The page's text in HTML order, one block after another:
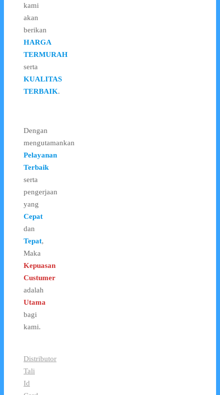
kami
akan
berikan
HARGA
TERMURAH
serta
KUALITAS
TERBAIK.
Dengan
mengutamankan
Pelayanan
Terbaik
serta
pengerjaan
yang
Cepat
dan
Tepat,
Maka
Kepuasan
Custumer
adalah
Utama
bagi
kami.
Distributor
Tali
Id